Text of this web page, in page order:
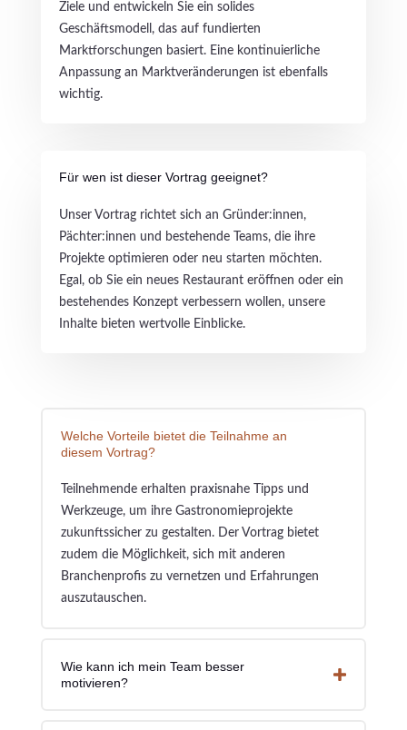
Ziele und entwickeln Sie ein solides
Geschäftsmodell, das auf fundierten
Marktforschungen basiert. Eine kontinuierliche
Anpassung an Marktveränderungen ist ebenfalls
wichtig.
Für wen ist dieser Vortrag geeignet?
Unser Vortrag richtet sich an Gründer:innen,
Pächter:innen und bestehende Teams, die ihre
Projekte optimieren oder neu starten möchten.
Egal, ob Sie ein neues Restaurant eröffnen oder ein
bestehendes Konzept verbessern wollen, unsere
Inhalte bieten wertvolle Einblicke.
Welche Vorteile bietet die Teilnahme an
diesem Vortrag?
Teilnehmende erhalten praxisnahe Tipps und
Werkzeuge, um ihre Gastronomieprojekte
zukunftssicher zu gestalten. Der Vortrag bietet
zudem die Möglichkeit, sich mit anderen
Branchenprofis zu vernetzen und Erfahrungen
auszutauschen.
Wie kann ich mein Team besser
motivieren?